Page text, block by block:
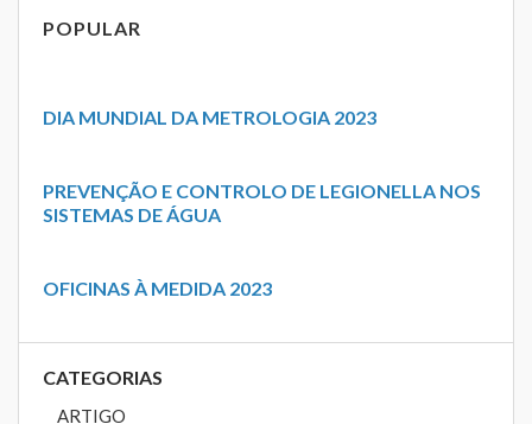
POPULAR
DIA MUNDIAL DA METROLOGIA 2023
PREVENÇÃO E CONTROLO DE LEGIONELLA NOS
SISTEMAS DE ÁGUA
OFICINAS À MEDIDA 2023
CATEGORIAS
ARTIGO